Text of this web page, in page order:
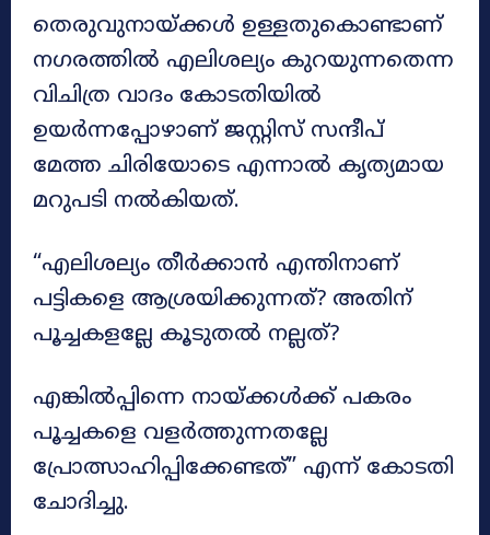
തെരുവുനായ്ക്കൾ ഉള്ളതുകൊണ്ടാണ്
നഗരത്തിൽ എലിശല്യം കുറയുന്നതെന്ന
വിചിത്ര വാദം കോടതിയിൽ
ഉയർന്നപ്പോഴാണ് ജസ്റ്റിസ് സന്ദീപ്
മേത്ത ചിരിയോടെ എന്നാൽ കൃത്യമായ
മറുപടി നൽകിയത്.
“എലിശല്യം തീർക്കാൻ എന്തിനാണ്
പട്ടികളെ ആശ്രയിക്കുന്നത്? അതിന്
പൂച്ചകളല്ലേ കൂടുതൽ നല്ലത്?
എങ്കിൽപ്പിന്നെ നായ്ക്കൾക്ക് പകരം
പൂച്ചകളെ വളർത്തുന്നതല്ലേ
പ്രോത്സാഹിപ്പിക്കേണ്ടത്” എന്ന് കോടതി
ചോദിച്ചു.